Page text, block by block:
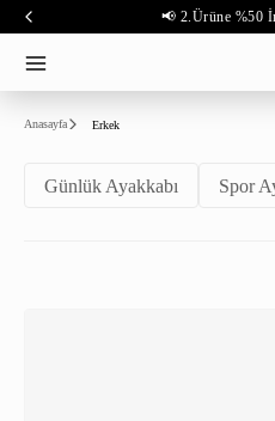
📢 2.Ürüne %50
Anasayfa Erkek
Günlük Ayakkabı Spor